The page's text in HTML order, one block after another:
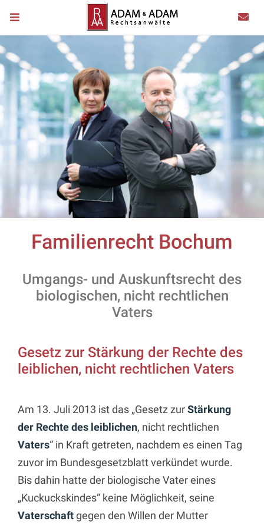
Familienrecht Bochum
Umgangs- und Auskunftsrecht des
biologischen, nicht rechtlichen
Vaters
Gesetz zur Stärkung der Rechte des
leiblichen, nicht rechtlichen Vaters
Am 13. Juli 2013 ist das „Gesetz zurStärkung
der Rechte des leiblichen, nicht rechtlichen
Vaters“ in Kraft getreten, nachdem es einen Tag
zuvor im Bundesgesetzblatt verkündet wurde.
Bis dahin hatte der biologische Vater eines
„Kuckuckskindes“ keine Möglichkeit, seine
Vaterschaftgegen den Willen der Mutter